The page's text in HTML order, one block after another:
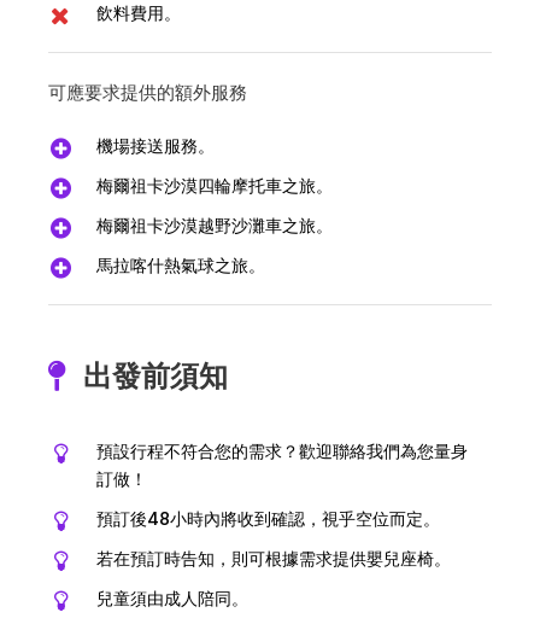
飲料費用。
可應要求提供的額外服務
機場接送服務。
梅爾祖卡沙漠四輪摩托車之旅。
梅爾祖卡沙漠越野沙灘車之旅。
馬拉喀什熱氣球之旅。
出發前須知
預設行程不符合您的需求？歡迎聯絡我們為您量身
訂做！
預訂後48小時內將收到確認，視乎空位而定。
若在預訂時告知，則可根據需求提供嬰兒座椅。
兒童須由成人陪同。